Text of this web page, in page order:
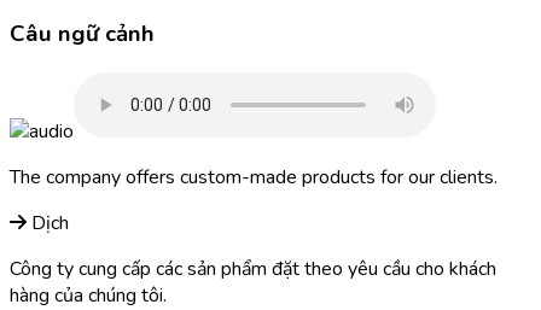
Câu ngữ cảnh
The company offers custom-made products for our clients.
Dịch
Công ty cung cấp các sản phẩm đặt theo yêu cầu cho khách
hàng của chúng tôi.